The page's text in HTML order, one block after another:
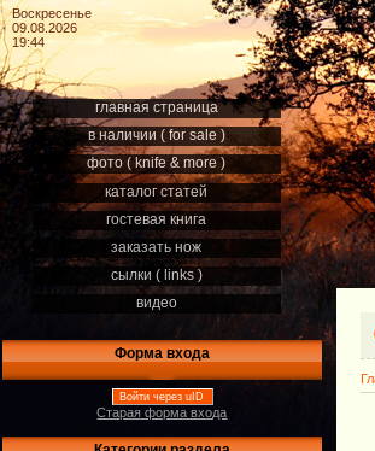
Воскресенье
09.08.2026
19:44
главная страница
в наличии ( for sale )
фото ( knife & more )
каталог статей
гостевая книга
заказать нож
сылки ( links )
видео
Форма входа
Войти через uID
Старая форма входа